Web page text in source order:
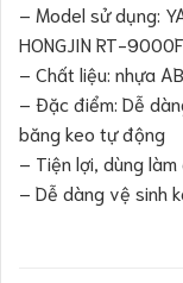
– Model sử dụng:
HONGJIN RT-9000F
– Chất liệu: nhựa
– Đặc điểm: Dễ
băng keo tự động
– Tiện lợi, dùng
– Dễ dàng vệ sinh